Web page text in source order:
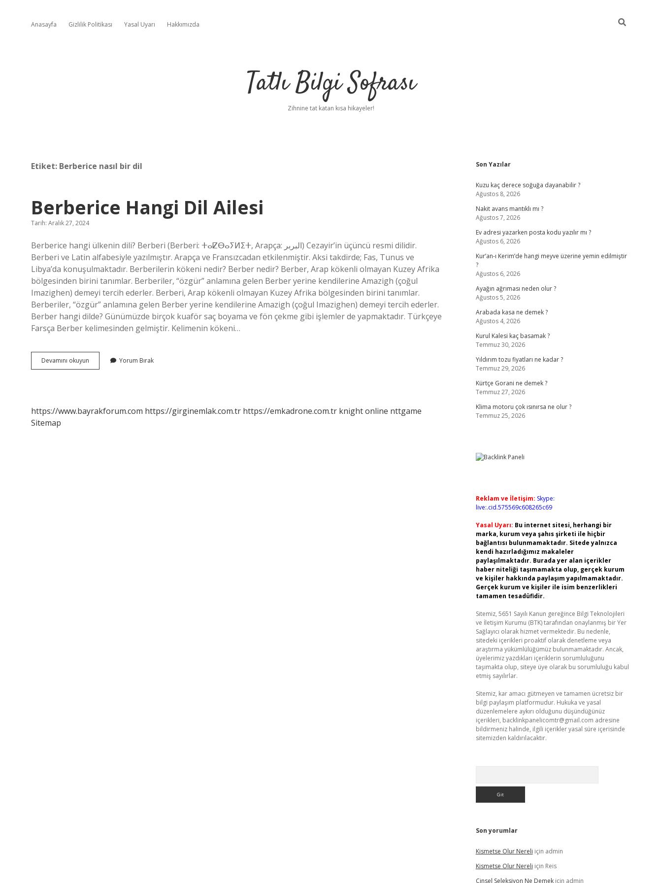
Anasayfa Gizlilik Politikası Yasal Uyarı Hakkımızda
Tatlı Bilgi Sofrası
Zihnine tat katan kısa hikayeler!
Etiket: Berberice nasıl bir dil
Berberice Hangi Dil Ailesi
Tarih: Aralık 27, 2024
Berberice hangi ülkenin dili? Berberi (Berberi: ⵜⴰⵇⴱⴰⵢⵍⵉⵜ, Arapça: البربر) Cezayir’in üçüncü resmi dilidir.
Berberi ve Latin alfabesiyle yazılmıştır. Arapça ve Fransızcadan etkilenmiştir. Aksi takdirde; Fas, Tunus ve
Libya’da konuşulmaktadır. Berberilerin kökeni nedir? Berber nedir? Berber, Arap kökenli olmayan Kuzey Afrika
bölgesinden birini tanımlar. Berberiler, “özgür” anlamına gelen Berber yerine kendilerine Amazigh (çoğul
Imazighen) demeyi tercih ederler. Berberi, Arap kökenli olmayan Kuzey Afrika bölgesinden birini tanımlar.
Berberiler, “özgür” anlamına gelen Berber yerine kendilerine Amazigh (çoğul Imazighen) demeyi tercih ederler.
Berber hangi dilde? Günümüzde birçok kuaför saç boyama ve fön çekme gibi işlemler de yapmaktadır. Türkçeye
Farsça Berber kelimesinden gelmiştir. Kelimenin kökeni…
Devamını okuyun Berberice
Hangi
Yorum Bırak
https://www.bayrakforum.com https://girginemlak.com.tr https://emkadrone.com.tr knight online nttgame
Sitemap
Sidebar
Son Yazılar
Kuzu kaç derece soğuğa dayanabilir ?
Ağustos 8, 2026
Nakit avans mantıklı mı ?
Ağustos 7, 2026
Ev adresi yazarken posta kodu yazılır mı ?
Ağustos 6, 2026
Kur’an-ı Kerim’de hangi meyve üzerine yemin edilmiştir
?
Ağustos 6, 2026
Ayağın ağrıması neden olur ?
Ağustos 5, 2026
Arabada kasa ne demek ?
Ağustos 4, 2026
Kurul Kalesi kaç basamak ?
Temmuz 30, 2026
Yıldırım tozu fiyatları ne kadar ?
Temmuz 29, 2026
Kürtçe Gorani ne demek ?
Temmuz 27, 2026
Klima motoru çok ısınırsa ne olur ?
Temmuz 25, 2026
Reklam ve İletişim: Skype:
live:.cid.575569c608265c69
Yasal Uyarı: Bu internet sitesi, herhangi bir
marka, kurum veya şahıs şirketi ile hiçbir
bağlantısı bulunmamaktadır. Sitede yalnızca
kendi hazırladığımız makaleler
paylaşılmaktadır. Burada yer alan içerikler
haber niteliği taşımamakta olup, gerçek kurum
ve kişiler hakkında paylaşım yapılmamaktadır.
Gerçek kurum ve kişiler ile isim benzerlikleri
tamamen tesadüfidir.
Sitemiz, 5651 Sayılı Kanun gereğince Bilgi Teknolojileri
ve İletişim Kurumu (BTK) tarafından onaylanmış bir Yer
Sağlayıcı olarak hizmet vermektedir. Bu nedenle,
sitedeki içerikleri proaktif olarak denetleme veya
araştırma yükümlülüğümüz bulunmamaktadır. Ancak,
üyelerimiz yazdıkları içeriklerin sorumluluğunu
taşımakta olup, siteye üye olarak bu sorumluluğu kabul
etmiş sayılırlar.
Sitemiz, kar amacı gütmeyen ve tamamen ücretsiz bir
bilgi paylaşım platformudur. Hukuka ve yasal
düzenlemelere aykırı olduğunu düşündüğünüz
içerikleri, backlinkpanelicomtr@gmail.com adresine
bildirmeniz halinde, ilgili içerikler yasal süre içerisinde
sitemizden kaldırılacaktır.
Son yorumlar
Kismetse Olur Nereli için admin
Kismetse Olur Nereli için Reis
Cinsel Seleksiyon Ne Demekiçin admin